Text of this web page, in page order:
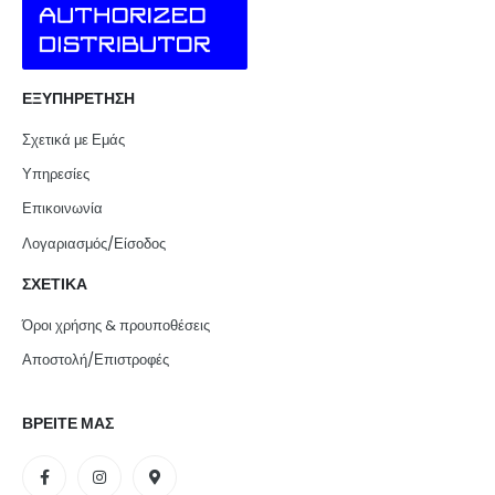
ΕΞΥΠΗΡΕΤΗΣΗ
Σχετικά με Εμάς
Υπηρεσίες
Επικοινωνία
Λογαριασμός/Είσοδος
ΣΧΕΤΙΚΑ
Όροι χρήσης & προυποθέσεις
Αποστολή/Επιστροφές
ΒΡΕΙΤΕ ΜΑΣ